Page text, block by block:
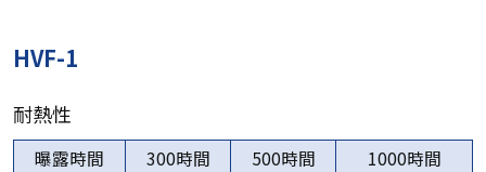
HVF-1
耐熱性
曝露時間 300時間 500時間
1000時間